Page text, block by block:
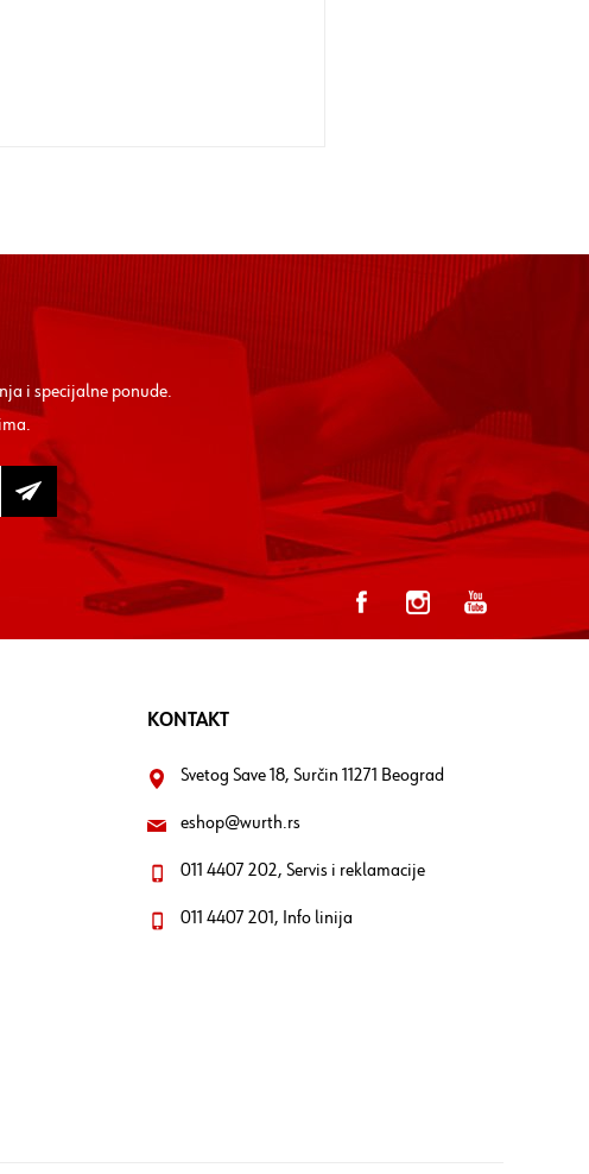
i specijalne ponude.
KONTAKT
Svetog Save 18, Surčin 11271 Beograd
eshop@wurth.rs
011 4407 202, Servis i reklamacije
011 4407 201, Info linija